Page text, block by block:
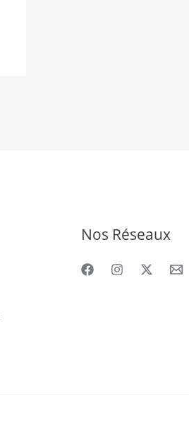
Nos Réseaux